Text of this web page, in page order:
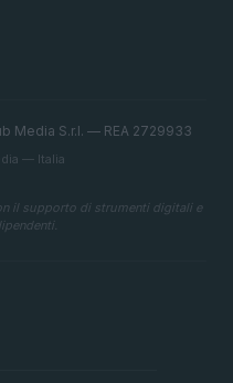
Media S.r.l. — REA 2729933
— Italia
il supporto di strumenti digitali e